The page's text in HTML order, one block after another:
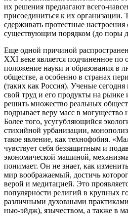
их решения предлагают всего-
присоединиться к их организации.
сдерживать протестные
существующим порядком (до поры
Еще одной причиной
XXI веке является подчиненное
положение науки и образования в
обществе, а особенно в странах
(таких как Россия). Ученые
свой труд и его продукты на
решить множество реальных
подрывает веру масс в могущество
Более того, усугубляющийся
стихийной урбанизации,
такое явление, как технофобия.
чувствует себя беззащитным и
экономической машиной,
понимает. Он не знает, как
мир воображаемый, достичь
верой и медитацией. Это
популярности религий в крупных
различными духовными
нью-эйдж), язычеством, а также в